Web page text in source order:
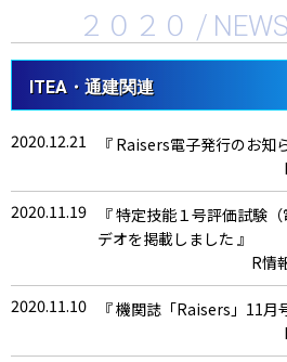
２０２０ /
ITEA・通建関連
2020.12.21
『 Raisers電子発行のお知
2020.11.19
『 特定技能１号評価試験
デオを掲載しました 』
R情
2020.11.10
『 機関誌「Raisers」11月